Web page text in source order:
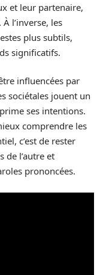
et leur partenaire,
l’inverse, les
plus subtils,
significatifs.
influencées par
sociétales jouent un
ses intentions.
comprendre les
c’est de rester
de l’autre et
prononcées.